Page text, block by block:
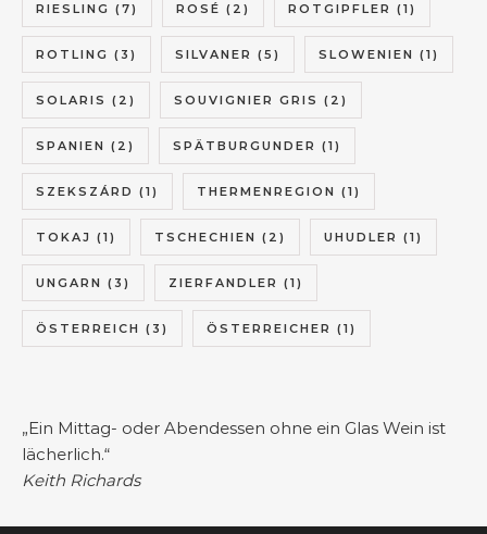
RIESLING (7) ROSÉ (2) ROTGIPFLER (1)
ROTLING (3) SILVANER (5) SLOWENIEN (1)
SOLARIS (2) SOUVIGNIER GRIS (2)
SPANIEN (2) SPÄTBURGUNDER (1)
SZEKSZÁRD (1) THERMENREGION (1)
TOKAJ (1) TSCHECHIEN (2) UHUDLER (1)
UNGARN (3) ZIERFANDLER (1)
ÖSTERREICH (3) ÖSTERREICHER (1)
„Ein Mittag- oder Abendessen ohne ein Glas Wein ist
lächerlich.“
Keith Richards